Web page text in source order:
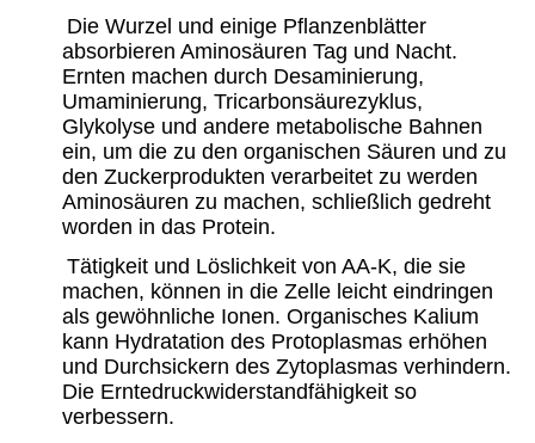
Die Wurzel und einige Pflanzenblätter
absorbieren Aminosäuren Tag und Nacht.
Ernten machen durch Desaminierung,
Umaminierung, Tricarbonsäurezyklus,
Glykolyse und andere metabolische Bahnen
ein, um die zu den organischen Säuren und zu
den Zuckerprodukten verarbeitet zu werden
Aminosäuren zu machen, schließlich gedreht
worden in das Protein.
Tätigkeit und Löslichkeit von AA-K, die sie
machen, können in die Zelle leicht eindringen
als gewöhnliche Ionen. Organisches Kalium
kann Hydratation des Protoplasmas erhöhen
und Durchsickern des Zytoplasmas verhindern.
Die Erntedruckwiderstandfähigkeit so
verbessern.